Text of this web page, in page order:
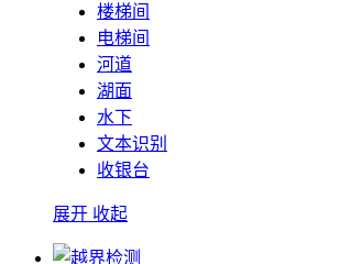
楼梯间
电梯间
河道
湖面
水下
文本识别
收银台
展开 收起